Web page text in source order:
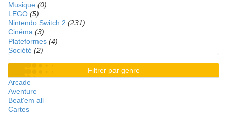
Musique (0)
LEGO (5)
Nintendo Switch 2 (231)
Cinéma (3)
Plateformes (4)
Société (2)
Filtrer par genre
Arcade
Aventure
Beat'em all
Cartes